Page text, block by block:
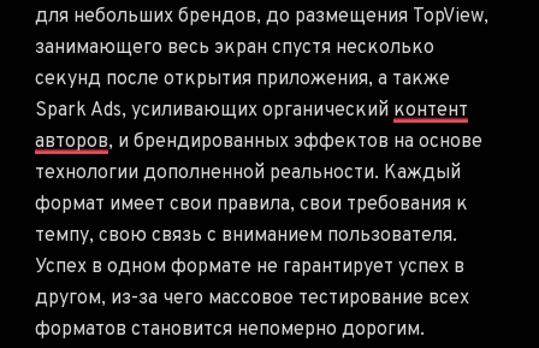
для небольших брендов, до размещения TopView,
занимающего весь экран спустя несколько
секунд после открытия приложения, а также
Spark Ads, усиливающих органический контент
авторов, и брендированных эффектов на основе
технологии дополненной реальности. Каждый
формат имеет свои правила, свои требования к
темпу, свою связь с вниманием пользователя.
Успех в одном формате не гарантирует успех в
другом, из-за чего массовое тестирование всех
форматов становится непомерно дорогим.